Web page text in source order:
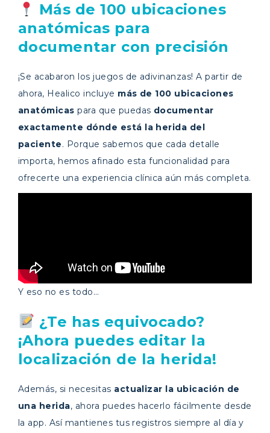
Más de 100 ubicaciones
anatómicas para
documentar con precisión
¡Se acabaron los juegos de adivinanzas! A partir de
ahora, Healico incluye más de 100 ubicaciones
anatómicas para que puedas documentar
exactamente dónde está la herida del
paciente. Porque sabemos que cada detalle
importa, hemos afinado esta funcionalidad para
ofrecerte una experiencia clínica aún más completa.
Y eso no es todo…
¿Te has equivocado?
¡Ahora puedes editar la
localización de la herida!
Además, si necesitas actualizar la ubicación de
una herida, ahora puedes hacerlo fácilmente desde
la app. Así mantienes tus registros siempre al día y